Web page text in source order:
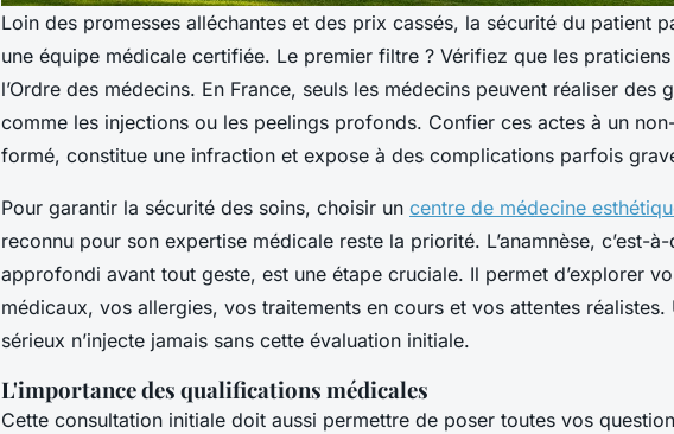
Loin des promesses alléchantes et des prix cassés, la sécurité du patient
une équipe médicale certifiée. Le premier filtre ? Vérifiez que les
l’Ordre des médecins. En France, seuls les médecins peuvent réaliser des
comme les injections ou les peelings profonds. Confier ces actes à un
formé, constitue une infraction et expose à des complications parfois
Pour garantir la sécurité des soins, choisir un centre de médecine
reconnu pour son expertise médicale reste la priorité. L’anamnèse, c’est-à-
approfondi avant tout geste, est une étape cruciale. Il permet d’explorer
médicaux, vos allergies, vos traitements en cours et vos attentes réalistes.
sérieux n’injecte jamais sans cette évaluation initiale.
L'importance des qualifications médicales
Cette consultation initiale doit aussi permettre de poser toutes vos